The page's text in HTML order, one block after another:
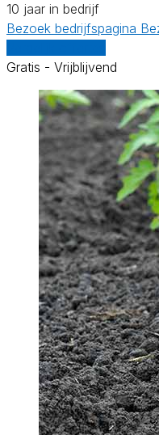
10 jaar in bedrijf
Bezoek bedrijfspagina
Gratis - Vrijblijvend